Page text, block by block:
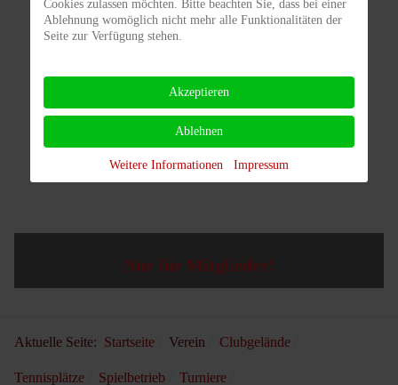
Nur für Mitglieder!
Aktuelle Seite: Startseite Verein Clubgelände
Tennisplätze Spielbetrieb Turniere
Cookies zulassen möchten. Bitte beachten Sie, dass bei einer
Ablehnung womöglich nicht mehr alle Funktionalitäten der
Seite zur Verfügung stehen.
Akzeptieren
Ablehnen
Weitere Informationen Impressum